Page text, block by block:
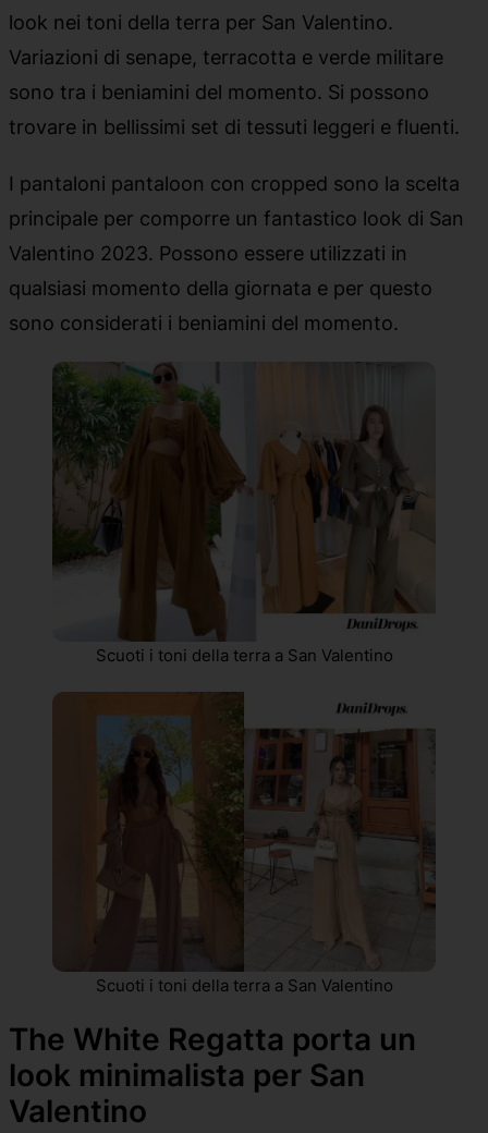
look nei toni della terra per San Valentino.
Variazioni di senape, terracotta e verde militare
sono tra i beniamini del momento. Si possono
trovare in bellissimi set di tessuti leggeri e fluenti.
I pantaloni pantaloon con cropped sono la scelta
principale per comporre un fantastico look di San
Valentino 2023. Possono essere utilizzati in
qualsiasi momento della giornata e per questo
sono considerati i beniamini del momento.
Scuoti i toni della terra a San Valentino
Scuoti i toni della terra a San Valentino
The White Regatta porta un
look minimalista per San
Valentino